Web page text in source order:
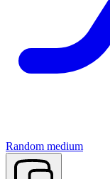
Random medium